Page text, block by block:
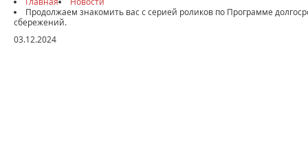
Продолжаем знакомить вас с серией роликов по Программе
сбережений.
03.12.2024